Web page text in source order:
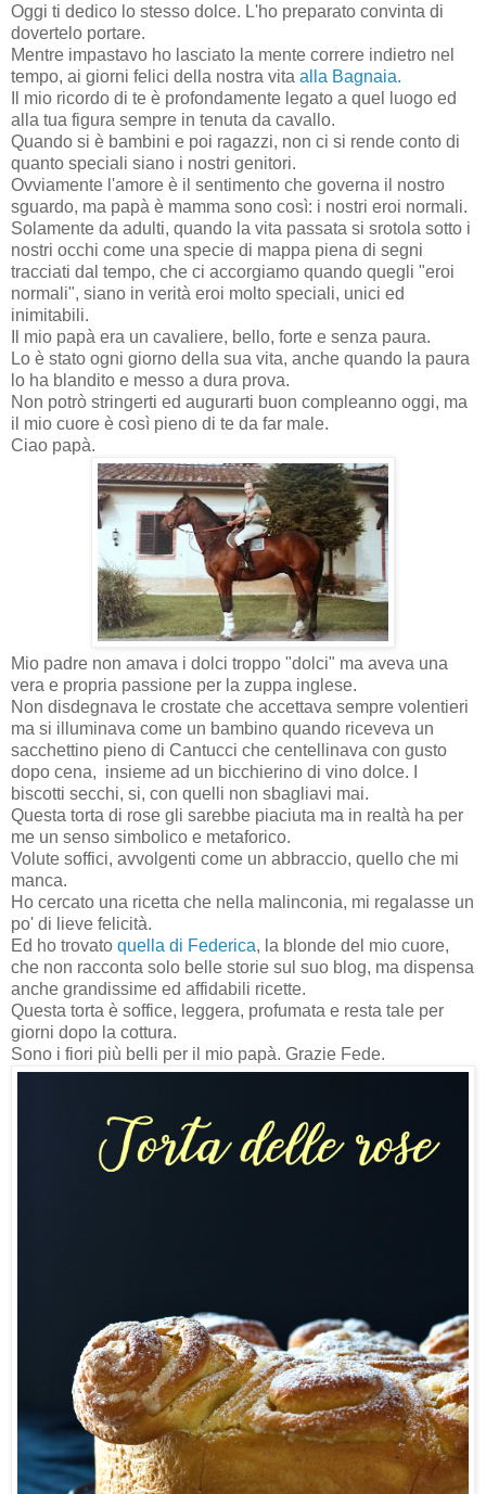
Oggi ti dedico lo stesso dolce. L'ho preparato convinta di
dovertelo portare.
Mentre impastavo ho lasciato la mente correre indietro nel
tempo, ai giorni felici della nostra vita alla Bagnaia.
Il mio ricordo di te è profondamente legato a quel luogo ed
alla tua figura sempre in tenuta da cavallo.
Quando si è bambini e poi ragazzi, non ci si rende conto di
quanto speciali siano i nostri genitori.
Ovviamente l'amore è il sentimento che governa il nostro
sguardo, ma papà è mamma sono così: i nostri eroi normali.
Solamente da adulti, quando la vita passata si srotola sotto i
nostri occhi come una specie di mappa piena di segni
tracciati dal tempo, che ci accorgiamo quando quegli "eroi
normali", siano in verità eroi molto speciali, unici ed
inimitabili.
Il mio papà era un cavaliere, bello, forte e senza paura.
Lo è stato ogni giorno della sua vita, anche quando la paura
lo ha blandito e messo a dura prova.
Non potrò stringerti ed augurarti buon compleanno oggi, ma
il mio cuore è così pieno di te da far male.
Ciao papà.
Mio padre non amava i dolci troppo "dolci" ma aveva una
vera e propria passione per la zuppa inglese.
Non disdegnava le crostate che accettava sempre volentieri
ma si illuminava come un bambino quando riceveva un
sacchettino pieno di Cantucci che centellinava con gusto
dopo cena, insieme ad un bicchierino di vino dolce. I
biscotti secchi, si, con quelli non sbagliavi mai.
Questa torta di rose gli sarebbe piaciuta ma in realtà ha per
me un senso simbolico e metaforico.
Volute soffici, avvolgenti come un abbraccio, quello che mi
manca.
Ho cercato una ricetta che nella malinconia, mi regalasse un
po' di lieve felicità.
Ed ho trovato quella di Federica, la blonde del mio cuore,
che non racconta solo belle storie sul suo blog, ma dispensa
anche grandissime ed affidabili ricette.
Questa torta è soffice, leggera, profumata e resta tale per
giorni dopo la cottura.
Sono i fiori più belli per il mio papà. Grazie Fede.